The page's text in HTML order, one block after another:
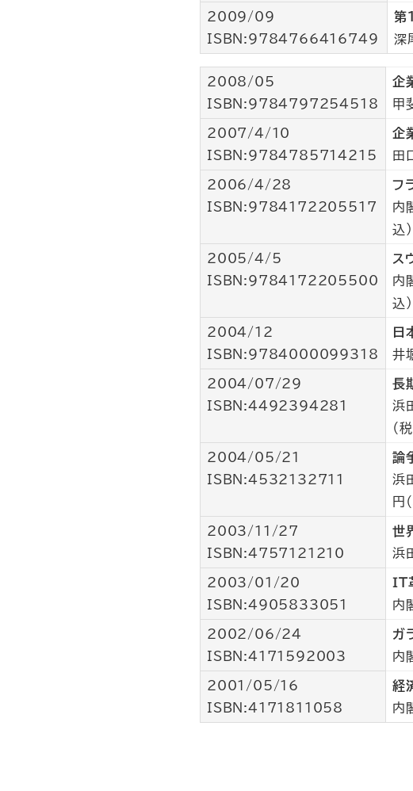
2009/09
ISBN:9784766416749
第
深
2008/05
ISBN:9784797254518
企
甲
2007/4/10
ISBN:9784785714215
企
田
2006/4/28
ISBN:9784172205517
フ
内
込）
2005/4/5
ISBN:9784172205500
ス
内
込）
2004/12
ISBN:9784000099318
日
井
2004/07/29
ISBN:4492394281
長
浜
（
2004/05/21
ISBN:4532132711
論
浜
円
2003/11/27
ISBN:4757121210
世
浜
2003/01/20
ISBN:4905833051
Ｉ
内
2002/06/24
ISBN:4171592003
ガ
内
2001/05/16
ISBN:4171811058
経
内